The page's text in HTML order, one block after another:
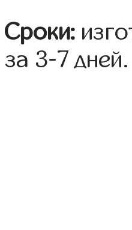
Сроки:
за 3-7 дней.